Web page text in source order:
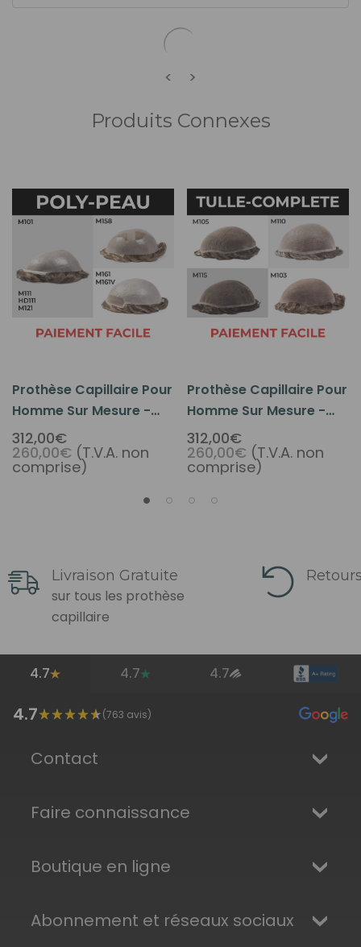
< >
Produits Connexes
Prothèse Capillaire Pour
Homme Sur Mesure -
Base En Polyuréthane
312,00€
260,00€ (T.V.A. non
comprise)
Prothèse Capillaire Pour
Homme Sur Mesure -
Base En Tulle
312,00€
260,00€ (T.V.A. non
comprise)
Livraison Gratuite
sur tous les prothèse
capillaire
4.7 4.7 4.7
4.7 (763 avis)
Contact
Faire connaissance
Boutique en ligne
Abonnement et réseaux sociaux